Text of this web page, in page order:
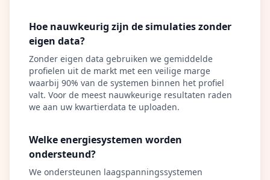
Hoe nauwkeurig zijn de simulaties zonder
eigen data?
Zonder eigen data gebruiken we gemiddelde
profielen uit de markt met een veilige marge
waarbij 90% van de systemen binnen het profiel
valt. Voor de meest nauwkeurige resultaten raden
we aan uw kwartierdata te uploaden.
Welke energiesystemen worden
ondersteund?
We ondersteunen laagspanningssystemen